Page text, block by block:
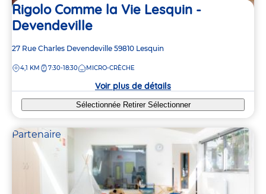
Rigolo Comme la Vie Lesquin -
Devendeville
Adresse
la
27 Rue Charles Devendeville 59810 Lesquin
DISTANCE
4,1 KM 7:30-18:30 MICRO-CRÈCHE
Voir plus de détails
Sélectionnée Retirer Sélectionner
Partenaire